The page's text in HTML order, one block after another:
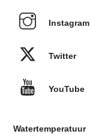
Instagram
Twitter
YouTube
Watertemperatuur